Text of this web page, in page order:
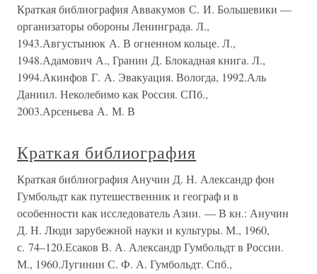
Краткая библиография Аввакумов С. И. Большевики —
организаторы обороны Ленинграда. Л.,
1943.Августынюк А. В огненном кольце. Л.,
1948.Адамович А., Гранин Д. Блокадная книга. Л.,
1994.Акинфов Г. А. Эвакуация. Вологда, 1992.Аль
Даниил. Неколебимо как Россия. СПб.,
2003.Арсеньева А. М. В
Краткая библиография
Краткая библиография Анучин Д. Н. Александр фон
Гумбольдт как путешественник и географ и в
особенности как исследователь Азии. — В кн.: Анучин
Д. Н. Люди зарубежной науки и культуры. М., 1960,
с. 74–120.Есаков В. А. Александр Гумбольдт в России.
М., 1960.Лугинин С. Ф. А. Гумбольдт. Спб.,